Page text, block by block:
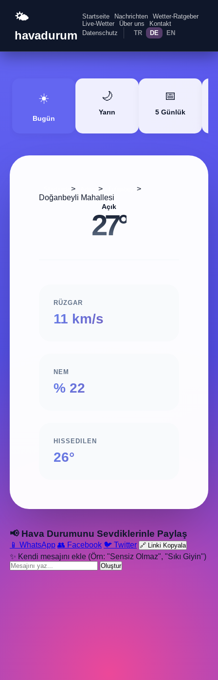
🌤️
havadurum
Startseite Nachrichten
Wetter-Ratgeber
Live-Wetter
Über uns
Kontakt
Datenschutz
TR DE EN
☀️
Bugün
🌙
Yarın
📅
5 Günlük
> >
>
Doğanbeyli Mahallesi
Açık
27°
RÜZGAR
11 km/s
NEM
% 22
HISSEDILEN
26°
📢 Hava Durumunu Sevdiklerinle Paylaş
📱 WhatsApp 👥 Facebook 🐦 Twitter 🔗 Linki Kopyala
✨ Kendi mesajını ekle (Örn: "Sensiz Olmaz", "Sıkı Giyin")
Oluştur